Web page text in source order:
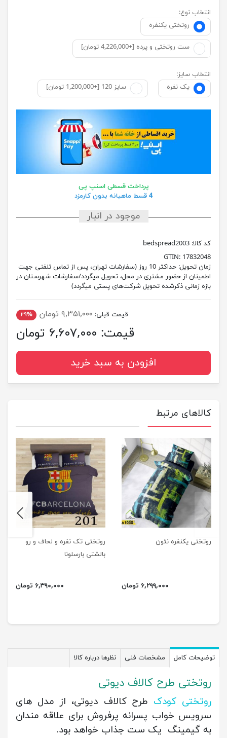
انتخاب نوع:
روتختی یکنفره
ست روتختی و پرده [+4,226,000 تومان]
انتخاب سایز:
یک نفره
سایز 120 [+1,200,000 تومان]
پرداخت قسطی اسنپ پی
4 قسط ماهیانه بدون کارمزد
موجود در انبار
کد کالا: bedspread2003
GTIN: 17832048
زمان تحویل:
حداکثر 10 روز (سفارشات تهران، پس از تماس تلفنی جهت
اطمینان از حضور مشتری در محل، تحویل میگردد/سفارشات شهرستان در
بازه زمانی ذکرشده تحویل شرکت‌های پستی میگردد)
قیمت قبلی: ۹,۳۵۱,۰۰۰ تومان ۲۹%
قیمت: ۶,۶۰۷,۰۰۰ تومان
افزودن به سبد خرید
کالاهای مرتبط
روتختی یکنفره نئون
۶,۲۹۹,۰۰۰ تومان
روتختی تک نفره و لحاف و رو
بالشتی بارسلونا
۶,۳۹۰,۰۰۰ تومان
previus
توضیحات کامل مشخصات فنی نظرها درباره کالا
روتختی طرح کالاف دیوتی
روتختی کودک طرح کالاف دیوتی، از مدل های
سرویس خواب پسرانه پرفروش برای علاقه مندان
به گیمینگ یک ست جذاب خواهد بود.